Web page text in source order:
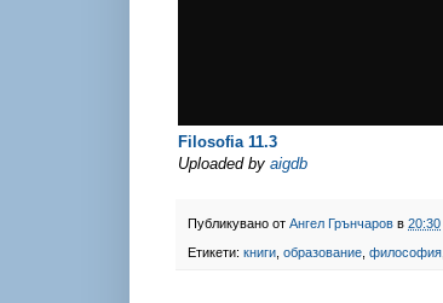
Filosofia 11.3
Uploaded by aigdb
Публикувано от Ангел Грънчаров в 20:30
Етикети: книги образование философия